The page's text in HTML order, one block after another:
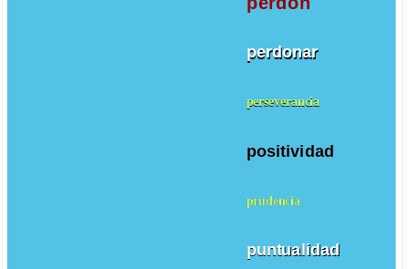
perdonar
perseverancia
positividad
prudencia
puntualidad